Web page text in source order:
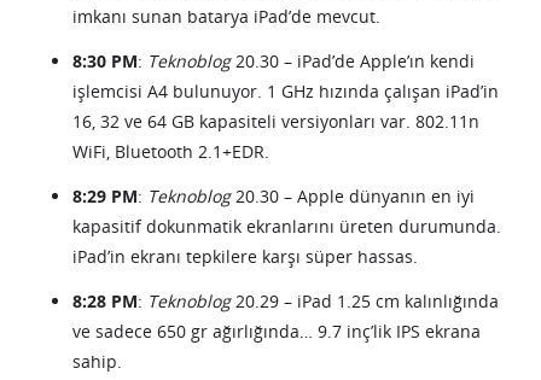
imkanı sunan batarya iPad’de mevcut.
8:30 PM: Teknoblog20.30 – iPad’de Apple’ın kendi
işlemcisi A4 bulunuyor. 1 GHz hızında çalışan iPad’in
16, 32 ve 64 GB kapasiteli versiyonları var. 802.11n
WiFi, Bluetooth 2.1+EDR.
8:29 PM: Teknoblog20.30 – Apple dünyanın en iyi
kapasitif dokunmatik ekranlarını üreten durumunda.
iPad’in ekranı tepkilere karşı süper hassas.
8:28 PM: Teknoblog20.29 – iPad 1.25 cm kalınlığında
ve sadece 650 gr ağırlığında… 9.7 inç’lik IPS ekrana
sahip.